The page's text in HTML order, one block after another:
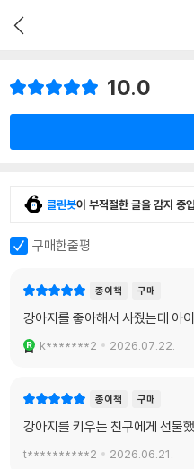
10.0
클린봇이 부적절한 글을 감지 중
구매한줄평
종이책 구매
강아지를 좋아해서 사줬는데 아
k*******2 2026.07.22.
종이책 구매
강아지를 키우는 친구에게 선물
t**********2 2026.06.21.